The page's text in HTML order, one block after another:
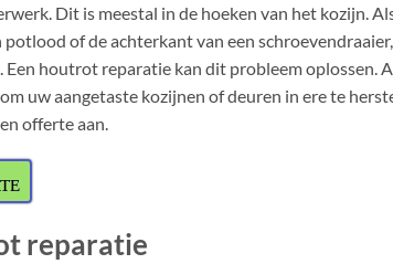
Dit is meestal in de hoeken van het kozijn.
of de achterkant van een
houtrot reparatie kan dit probleem oplossen.
uw aangetaste kozijnen of deuren in ere te
offerte aan.
reparatie